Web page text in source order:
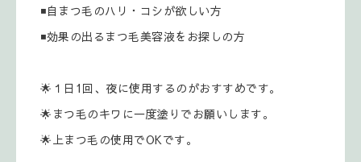
◾自まつ毛のハリ・コシが欲しい方
◾効果の出るまつ毛美容液をお探しの方
🌟１日1回、夜に使用するのがおすすめです。
🌟まつ毛のキワに一度塗りでお願いします。
🌟上まつ毛の使用でOKです。